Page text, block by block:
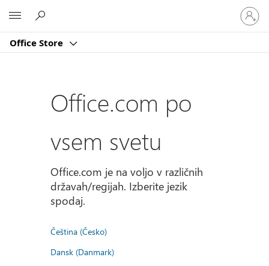
Office Store
Vpišite
se
v
račun
Office.com po
vsem svetu
Office.com je na voljo v različnih
državah/regijah. Izberite jezik
spodaj.
Čeština (Česko)
Dansk (Danmark)